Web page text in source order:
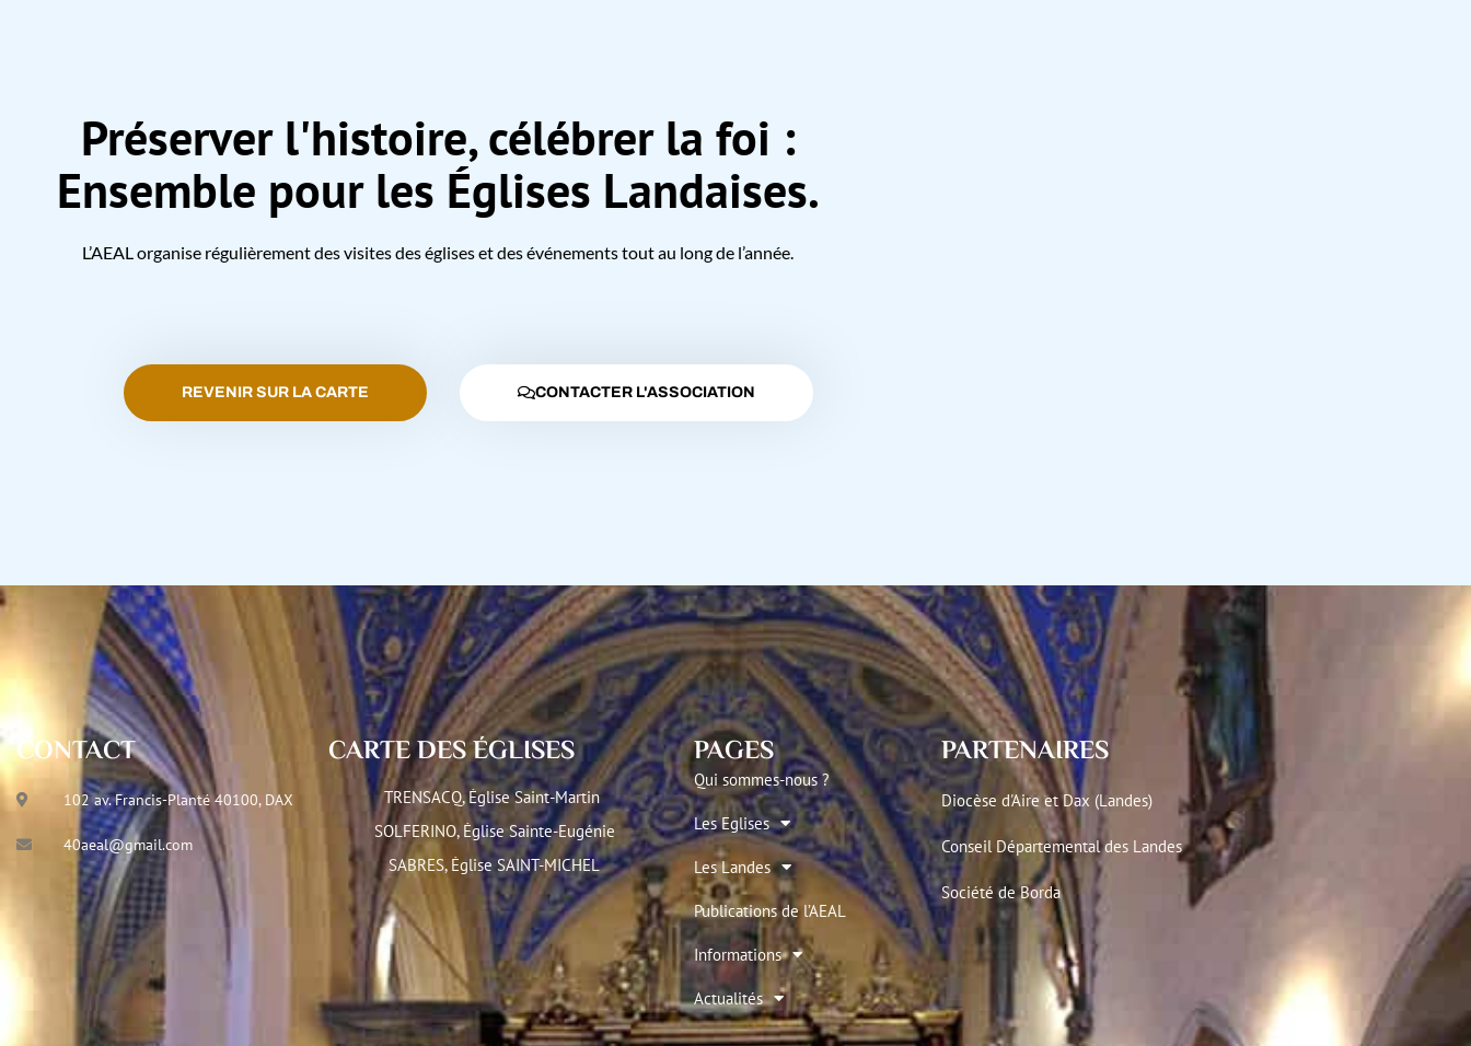
Préserver l'histoire, célébrer la foi :
Ensemble pour les Églises Landaises.
L’AEAL organise régulièrement des visites des églises et des événements tout au long de l’année.
REVENIR SUR LA CARTE CONTACTER L'ASSOCIATION
CONTACT
102 av. Francis-Planté 40100, DAX
40aeal@gmail.com
CARTE DES ÉGLISES
TRENSACQ, Église Saint-Martin
SOLFERINO, Église Sainte-Eugénie
SABRES, Église SAINT-MICHEL
PAGES
Qui sommes-nous ?
Les Eglises
Les Landes
Publications de l’AEAL
Informations
Actualités
PARTENAIRES
Diocèse d'Aire et Dax (Landes)
Conseil Départemental des Landes
Société de Borda